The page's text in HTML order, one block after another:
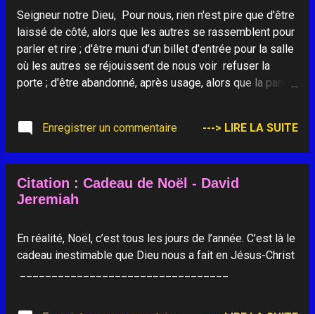
Seigneur notre Dieu, Pour nous, rien n'est pire que d'être
laissé de côté, alors que les autres se rassemblent pour
parler et rire ; d'être muni d'un billet d'entrée pour la salle
où les autres se réjouissent de nous voir refuser la
porte ; d'être abandonné, après usage, alors que la parole
de part à la fête commune et comme quelqu'un dont il n'y
a plus rien à recevoir. Il n'y a rien de pire, Seigneur Dieu,
que les paroles et les regards absents, par lesquels on
déclare le délaissement ! C'est pourquoi nous te prions,
toi qui ne pousses personne de côté et qui déclares ta
nous à déclarer de notre présence, ceux qu'on a murés
dans l'oubli. Avec l'Évangile de Jésus de Nazareth, fais-
Enregistrer un commentaire ---> LIRE LA SUITE
Citation : Cadeau de Noël - David
Jeremiah
En réalité, Noël, c’est tous les jours de l’année. C’est là le
cadeau inestimable que Dieu nous a fait en Jésus-Christ